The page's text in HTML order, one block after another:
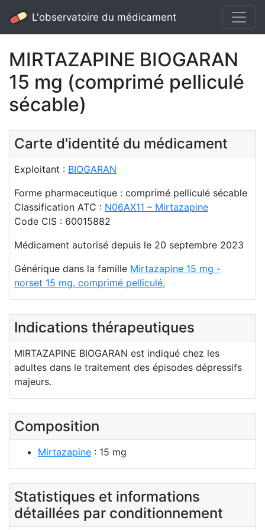
L'observatoire du médicament
MIRTAZAPINE BIOGARAN
15 mg (comprimé pelliculé
sécable)
Carte d'identité du médicament
Exploitant : BIOGARAN
Forme pharmaceutique : comprimé pelliculé sécable
Classification ATC : N06AX11 – Mirtazapine
Code CIS : 60015882
Médicament autorisé depuis le 20 septembre 2023
Générique dans la famille Mirtazapine 15 mg -
norset 15 mg, comprimé pelliculé.
Indications thérapeutiques
MIRTAZAPINE BIOGARAN est indiqué chez les
adultes dans le traitement des épisodes dépressifs
majeurs.
Composition
Mirtazapine : 15 mg
Statistiques et informations
détaillées par conditionnement